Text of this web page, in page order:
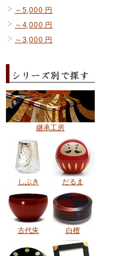
～5,000 円
～4,000 円
～3,000 円
継承工房
しぶき だるま
古代朱 白檀